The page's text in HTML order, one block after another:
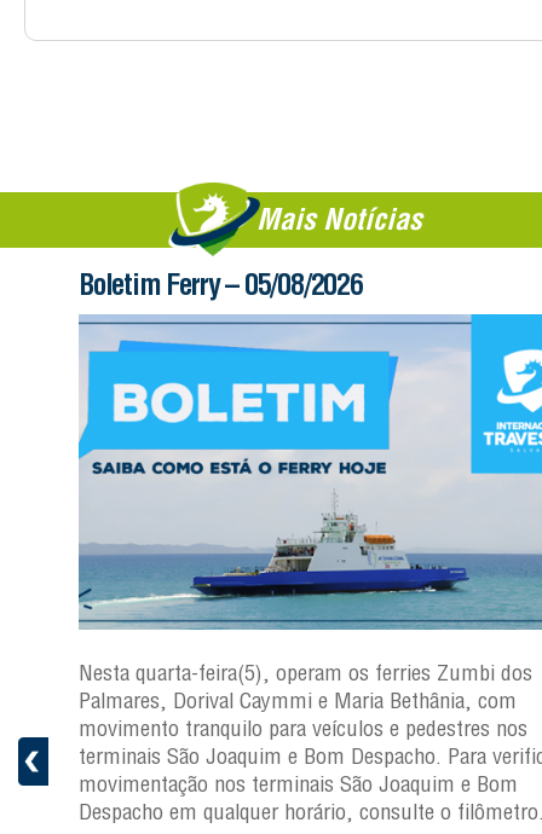
Mais Notícias
a
Boletim Ferry – 05/08/2026
Nesta quarta-feira(5), operam os ferries Zumbi dos
Palmares, Dorival Caymmi e Maria Bethânia, com
movimento tranquilo para veículos e pedestres nos
terminais São Joaquim e Bom Despacho. Para
movimentação nos terminais São Joaquim e Bom
Despacho em qualquer horário, consulte o